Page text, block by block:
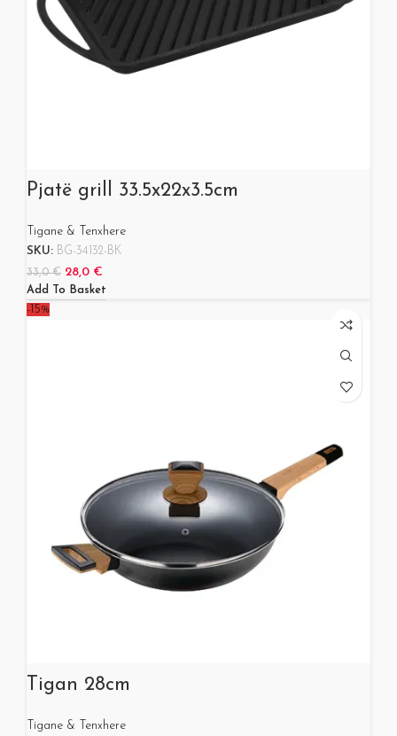
Pjatë grill 33.5x22x3.5cm
Tigane & Tenxhere
SKU: BG-34132-BK
33,0€ 28,0 €
Add To Basket
-15%
Tigan 28cm
Tigane & Tenxhere